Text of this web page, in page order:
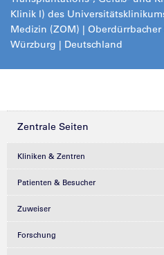
Klinik I) des
Medizin (ZOM) | Oberdürrbacher
Würzburg | Deutschland
Zentrale Seiten
Kliniken & Zentren
Patienten & Besucher
Zuweiser
Forschung